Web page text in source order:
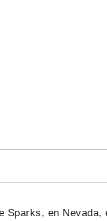
Sparks, en